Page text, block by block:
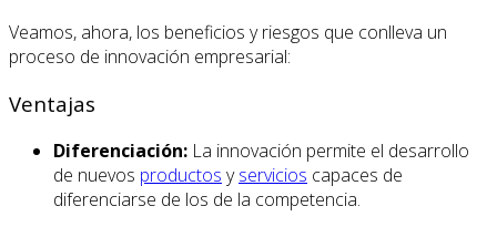
Veamos, ahora, los beneficios y riesgos que conlleva un
proceso de innovación empresarial:
Ventajas
Diferenciación: La innovación permite el desarrollo
de nuevos productos yservicios capaces de
diferenciarse de los de la competencia.